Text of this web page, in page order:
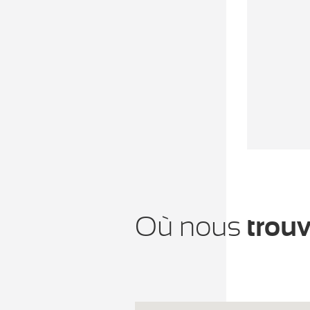
Où nous